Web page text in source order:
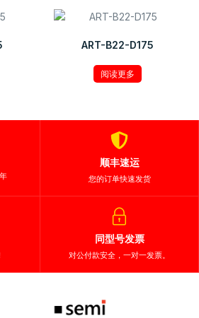
ART-B22-D175
阅读更多
顺丰速运
您的订单快速发货
同型号发票
对公付款安全，一对一发票。